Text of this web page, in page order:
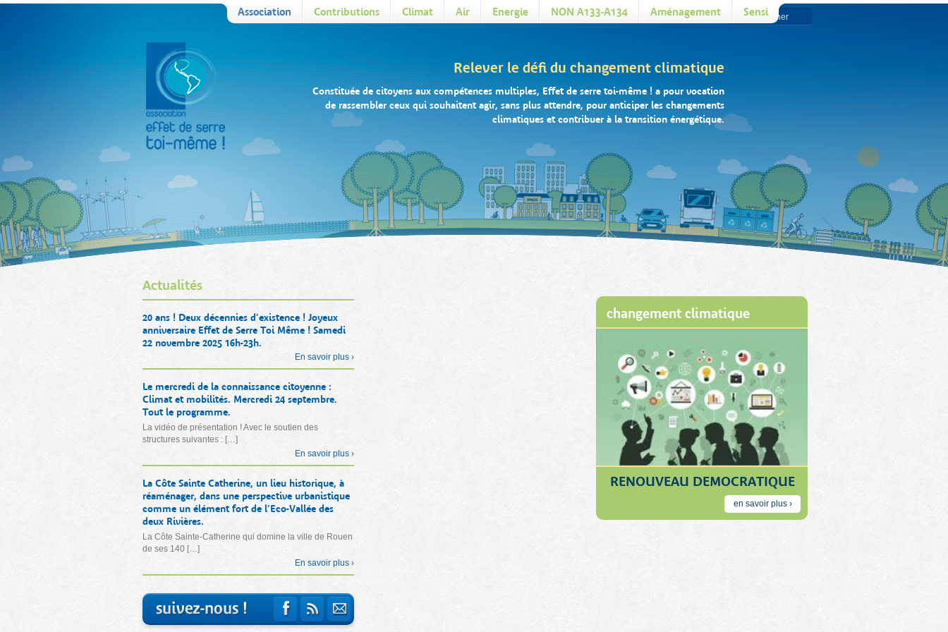
Association Contributions Climat Air Energie NON A133-A134 Aménagement Sensi
Relever le défi du changement climatique
Constituée de citoyens aux compétences multiples, Effet de serre toi-même ! a pour vocation
de rassembler ceux qui souhaitent agir, sans plus attendre, pour anticiper les changements
climatiques et contribuer à la transition énergétique.
Actualités
20 ans ! Deux décennies d’existence ! Joyeux
anniversaire Effet de Serre Toi Même ! Samedi
22 novembre 2025 16h-23h.
En savoir plus ›
Le mercredi de la connaissance citoyenne :
Climat et mobilités. Mercredi 24 septembre.
Tout le programme.
La vidéo de présentation ! Avec le soutien des
structures suivantes : […]
En savoir plus ›
La Côte Sainte Catherine, un lieu historique, à
réaménager, dans une perspective urbanistique
comme un élément fort de l’Eco-Vallée des
deux Rivières.
La Côte Sainte-Catherine qui domine la ville de Rouen
de ses 140 […]
En savoir plus ›
changement climatique
RENOUVEAU DEMOCRATIQUE
en savoir plus ›